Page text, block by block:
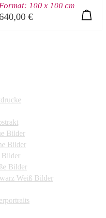
Format: 100 x 100 cm
€
Bilder
Bilder
Bilder
Bilder
Weiß Bilder